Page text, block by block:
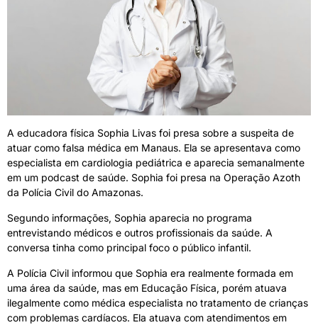
A educadora física Sophia Livas foi presa sobre a suspeita de
atuar como falsa médica em Manaus. Ela se apresentava como
especialista em cardiologia pediátrica e aparecia semanalmente
em um podcast de saúde. Sophia foi presa na Operação Azoth
da Polícia Civil do Amazonas.
Segundo informações, Sophia aparecia no programa
entrevistando médicos e outros profissionais da saúde. A
conversa tinha como principal foco o público infantil.
A Polícia Civil informou que Sophia era realmente formada em
uma área da saúde, mas em Educação Física, porém atuava
ilegalmente como médica especialista no tratamento de crianças
com problemas cardíacos. Ela atuava com atendimentos em